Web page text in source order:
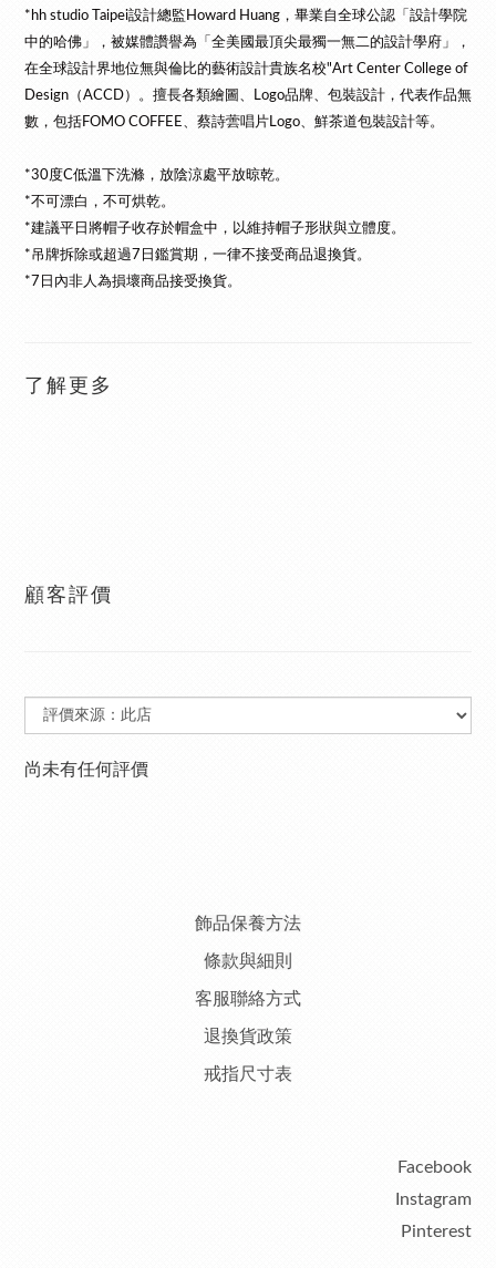
*hh studio Taipei設計總監Howard Huang，畢業自全球公認「設計學院
中的哈佛」，被媒體讚譽為「全美國最頂尖最獨一無二的設計學府」，
在全球設計界地位無與倫比的藝術設計貴族名校"Art Center College of
Design（ACCD）。擅長各類繪圖、Logo品牌、包裝設計，代表作品無
數，包括FOMO COFFEE、蔡詩蕓唱片Logo、鮮茶道包裝設計等。
*30度C低溫下洗滌，放陰涼處平放晾乾。
*不可漂白，不可烘乾。
*建議平日將帽子收存於帽盒中，以維持帽子形狀與立體度。
*吊牌拆除或超過7日鑑賞期，一律不接受商品退換貨。
*7日內非人為損壞商品接受換貨。
了解更多
顧客評價
尚未有任何評價
飾品保養方法
條款與細則
客服聯絡方式
退換貨政策
戒指尺寸表
Facebook
Instagram
Pinterest